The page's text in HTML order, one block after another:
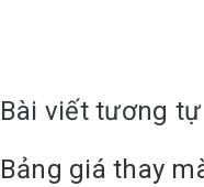
Bài viết tương tự
Bảng giá thay